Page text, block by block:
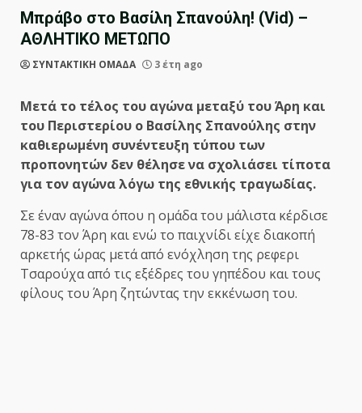
Μπράβο στο Βασίλη Σπανούλη! (Vid) –
ΑΘΛΗΤΙΚΟ ΜΕΤΩΠΟ
ΣΥΝΤΑΚΤΙΚΗ ΟΜΑΔΑ 3 έτη ago
Μετά το τέλος του αγώνα μεταξύ του Άρη και
του Περιστερίου ο Βασίλης Σπανούλης στην
καθιερωμένη συνέντευξη τύπου των
προπονητών δεν θέλησε να σχολιάσει τίποτα
για τον αγώνα λόγω της εθνικής τραγωδίας.
Σε έναν αγώνα όπου η ομάδα του μάλιστα κέρδισε
78-83 τον Άρη και ενώ το παιχνίδι είχε διακοπή
αρκετής ώρας μετά από ενόχληση της ρεφερι
Τσαρούχα από τις εξέδρες του γηπέδου και τους
φίλους του Άρη ζητώντας την εκκένωση του.